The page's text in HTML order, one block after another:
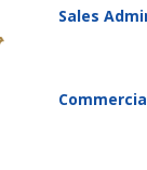
Sales